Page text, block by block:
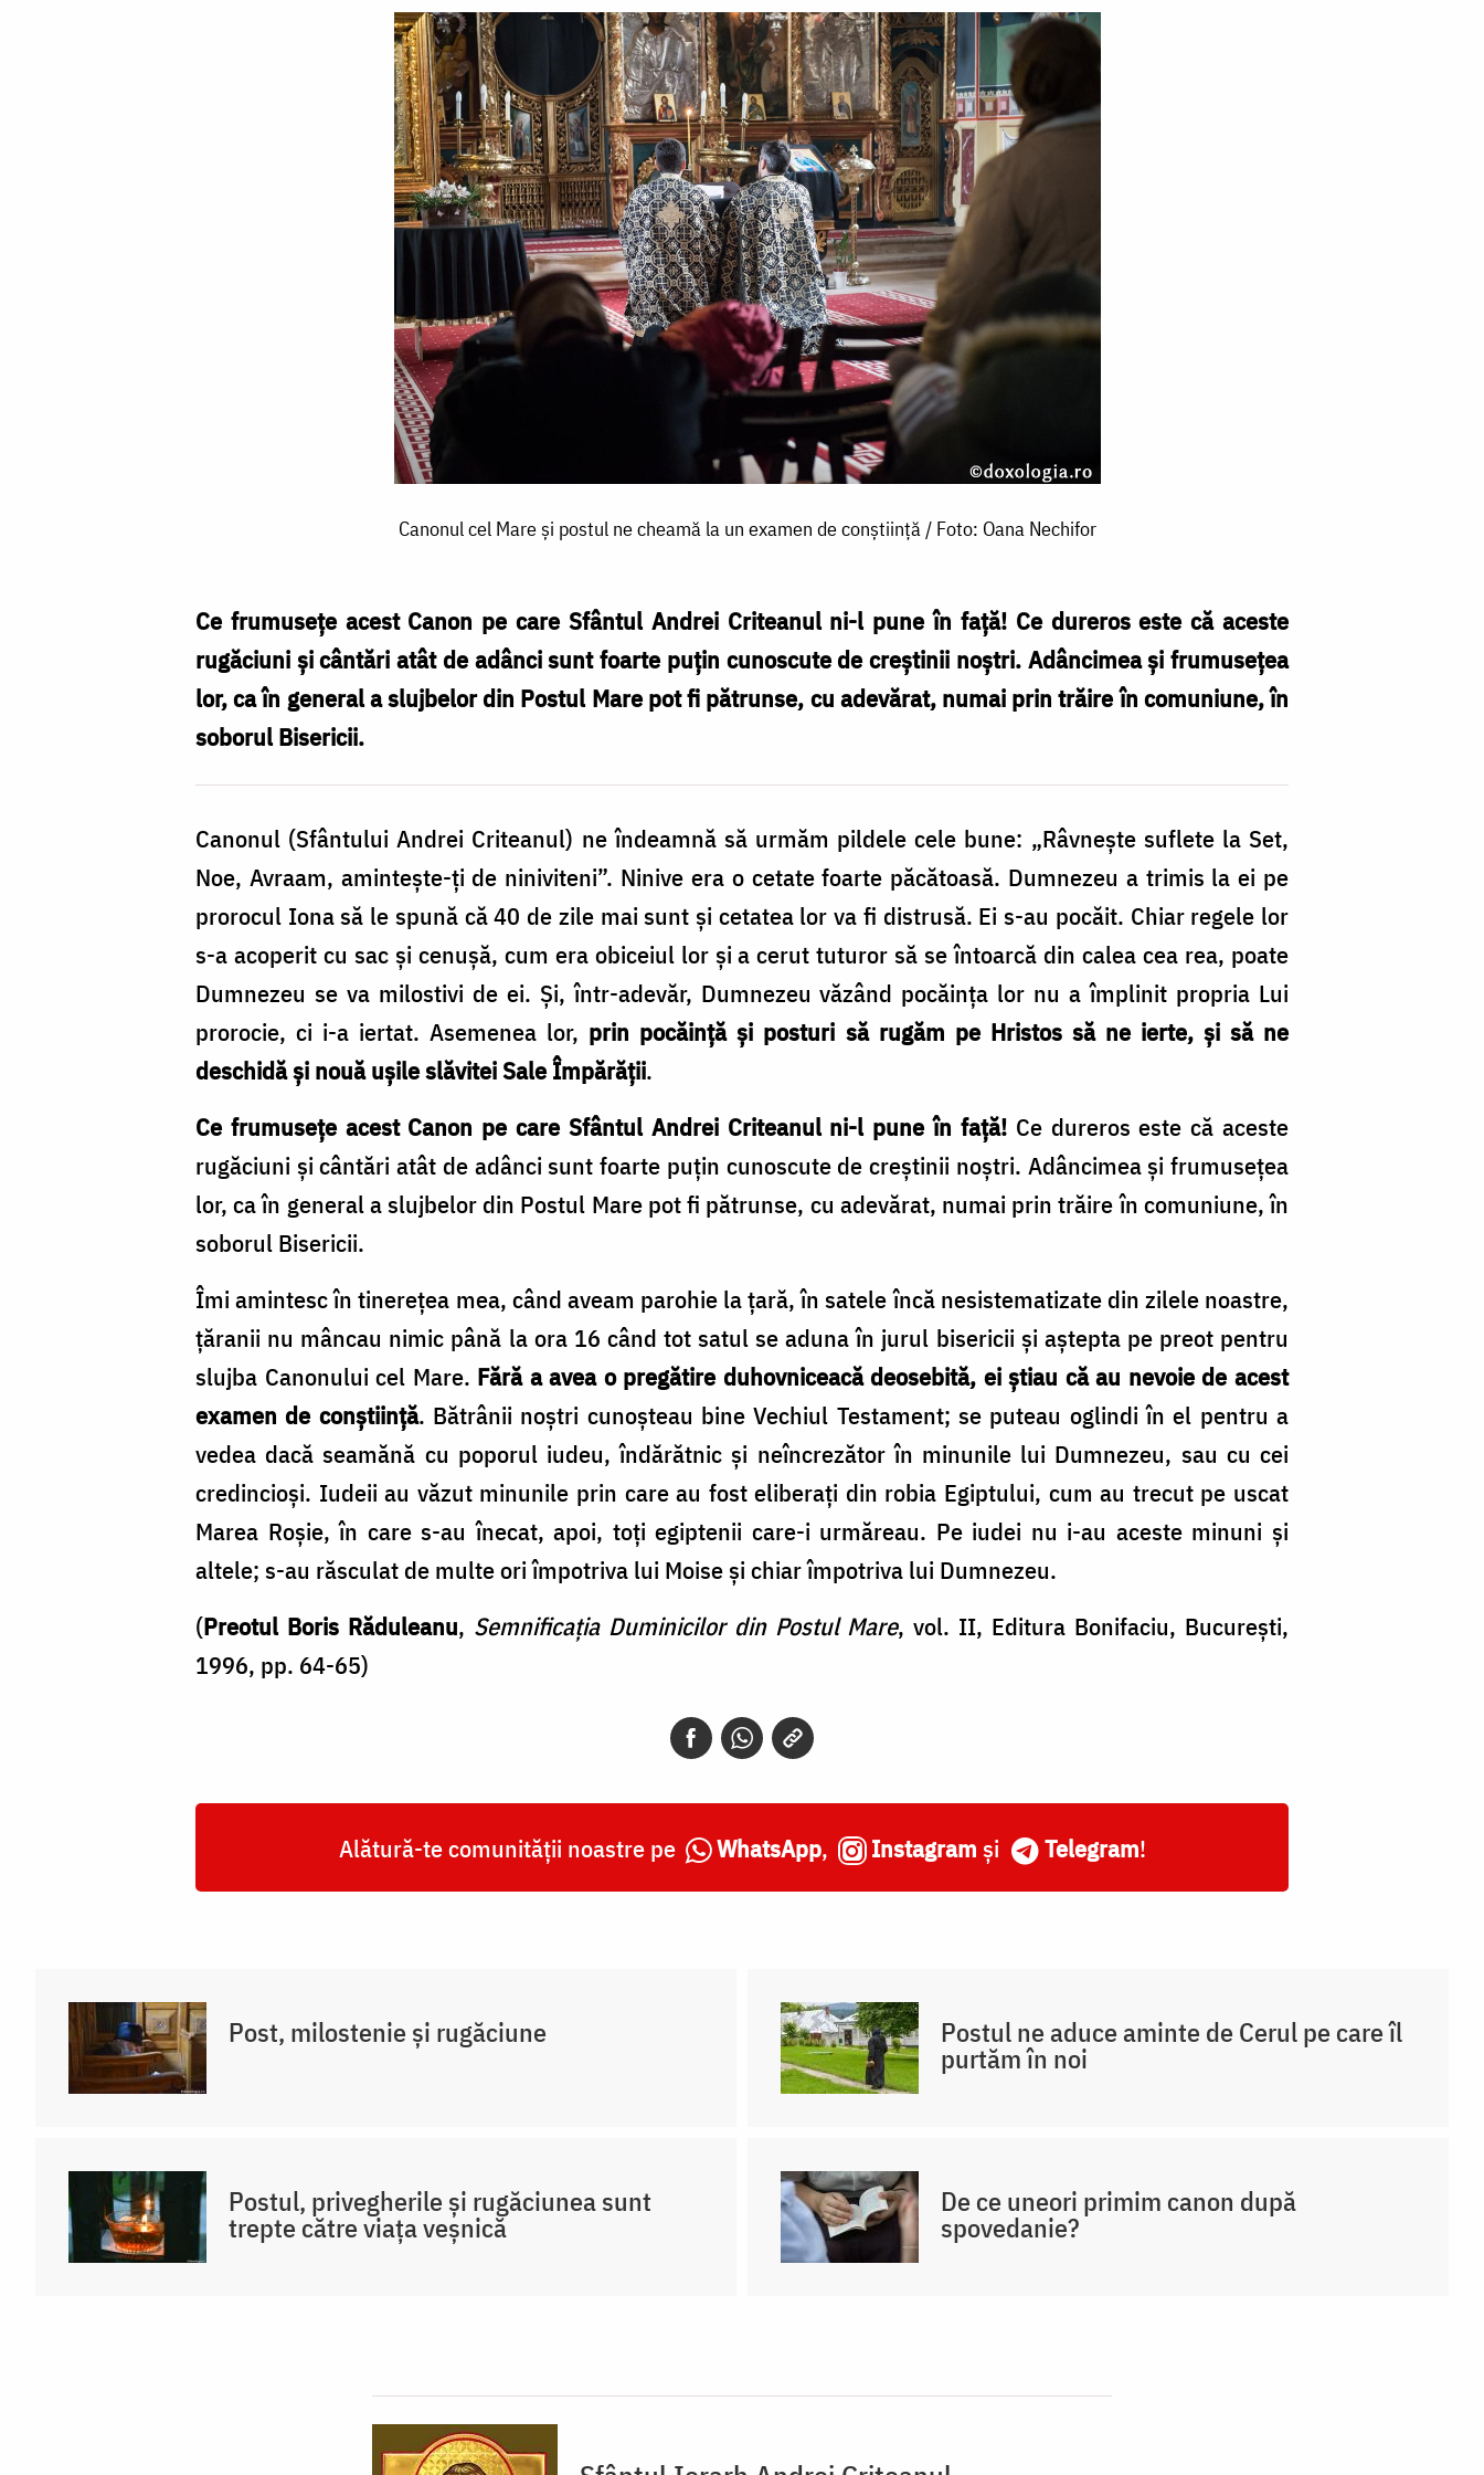
Canonul cel Mare și postul ne cheamă la un examen de conștiință / Foto: Oana Nechifor
Ce frumusețe acest Canon pe care Sfântul Andrei Criteanul ni-l pune în față! Ce dureros este că aceste
rugăciuni și cântări atât de adânci sunt foarte puțin cunoscute de creștinii noștri. Adâncimea și frumusețea
lor, ca în general a slujbelor din Postul Mare pot fi pătrunse, cu adevărat, numai prin trăire în comuniune, în
soborul Bisericii.
Canonul (Sfântului Andrei Criteanul) ne îndeamnă să urmăm pildele cele bune: „Râvnește suflete la Set,
Noe, Avraam, amintește-ți de niniviteni”. Ninive era o cetate foarte păcătoasă. Dumnezeu a trimis la ei pe
prorocul Iona să le spună că 40 de zile mai sunt și cetatea lor va fi distrusă. Ei s-au pocăit. Chiar regele lor
s-a acoperit cu sac și cenușă, cum era obiceiul lor și a cerut tuturor să se întoarcă din calea cea rea, poate
Dumnezeu se va milostivi de ei. Și, într-adevăr, Dumnezeu văzând pocăința lor nu a împlinit propria Lui
prorocie, ci i-a iertat. Asemenea lor, prin pocăință și posturi să rugăm pe Hristos să ne ierte, și să ne
deschidă și nouă ușile slăvitei Sale Împărății.
Ce frumusețe acest Canon pe care Sfântul Andrei Criteanul ni-l pune în față!Ce dureros este că aceste
rugăciuni și cântări atât de adânci sunt foarte puțin cunoscute de creștinii noștri. Adâncimea și frumusețea
lor, ca în general a slujbelor din Postul Mare pot fi pătrunse, cu adevărat, numai prin trăire în comuniune, în
soborul Bisericii.
Îmi amintesc în tinerețea mea, când aveam parohie la țară, în satele încă nesistematizate din zilele noastre,
țăranii nu mâncau nimic până la ora 16 când tot satul se aduna în jurul bisericii și aștepta pe preot pentru
slujba Canonului cel Mare. Fără a avea o pregătire duhovniceacă deosebită, ei știau că au nevoie de acest
examen de conștiință. Bătrânii noștri cunoșteau bine Vechiul Testament; se puteau oglindi în el pentru a
vedea dacă seamănă cu poporul iudeu, îndărătnic și neîncrezător în minunile lui Dumnezeu, sau cu cei
credincioși. Iudeii au văzut minunile prin care au fost eliberați din robia Egiptului, cum au trecut pe uscat
Marea Roșie, în care s-au înecat, apoi, toți egiptenii care-i urmăreau. Pe iudei nu i-au aceste minuni și
altele; s-au răsculat de multe ori împotriva lui Moise și chiar împotriva lui Dumnezeu.
(Preotul Boris Răduleanu, Semnificația Duminicilor din Postul Mare, vol. II, Editura Bonifaciu, București,
1996, pp. 64-65)
Alătură-te comunității noastre pe WhatsApp, Instagram și Telegram!
Post, milostenie și rugăciune Postul ne aduce aminte de Cerul pe care îl
purtăm în noi
Postul, privegherile și rugăciunea sunt
trepte către viața veșnică
De ce uneori primim canon după
spovedanie?